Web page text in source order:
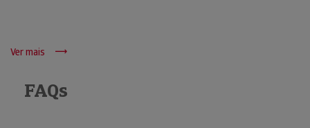
Ver mais
FAQs